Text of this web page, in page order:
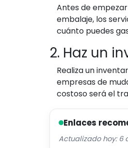
Antes de
embalaje, los
cuánto puedes
2. Haz un
Realiza un
empresas de
costoso será el
Enlaces
Actualizado hoy: 6